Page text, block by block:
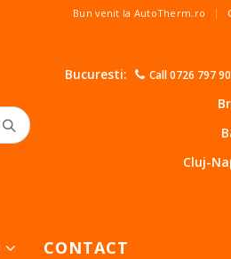
Bun venit la AutoTherm.ro |
Bucuresti: Call 0726 797
Cluj-
CONTACT